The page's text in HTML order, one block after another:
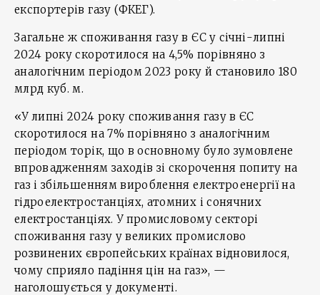
експортерів газу (ФКЕГ).
Загальне ж споживання газу в ЄС у січні-липні
2024 року скоротилося на 4,5% порівняно з
аналогічним періодом 2023 року й становило 180
млрд куб. м.
«У липні 2024 року споживання газу в ЄС
скоротилося на 7% порівняно з аналогічним
періодом торік, що в основному було зумовлене
впровадженням заходів зі скорочення попиту на
газ і збільшенням вироблення електроенергії на
гідроелектростанціях, атомних і сонячних
електростанціях. У промисловому секторі
споживання газу у великих промислово
розвинених європейських країнах відновилося,
чому сприяло падіння цін на газ», —
наголошується у документі.